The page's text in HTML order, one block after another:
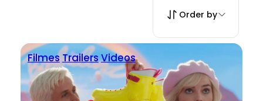
Order by
Filmes TrailersVideos